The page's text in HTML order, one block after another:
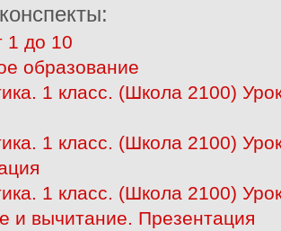
1 до 10
образование
1 класс. (Школа 2100)
1 класс. (Школа 2100)
1 класс. (Школа 2100)
и вычитание. Презентация